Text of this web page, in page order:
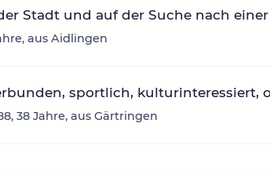
Stadt und auf der Suche nach
aus Aidlingen
sportlich, kulturinteressiert,
38 Jahre, aus Gärtringen